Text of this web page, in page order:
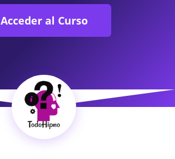
Acceder al Curso